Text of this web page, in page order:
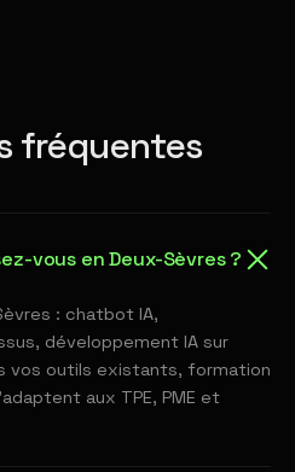
fréquentes
vous en Deux-Sèvres ?
: chatbot IA,
développement IA sur
vos outils existants, formation
aux TPE, PME et